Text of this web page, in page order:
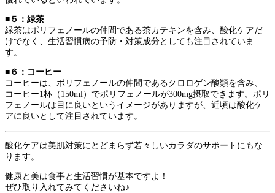
■５：緑茶
緑茶はポリフェノールの仲間である茶カテキンを含み、酸化ケアだ
けでなく、生活習慣病の予防・対策成分としても注目されていま
す。
■６：コーヒー
コーヒーは、ポリフェノールの仲間であるクロロゲン酸類を含み、
コーヒー1杯（150ml）でポリフェノールが300mg摂取できます。ポリ
フェノールは目に良いというイメージがありますが、近頃は酸化ケ
アに良いとして注目されています。
酸化ケアは美肌対策にとどまらず若々しいカラダのサポートにもな
ります。
健康と美は食事と生活習慣が基本ですよ！
ぜひ取り入れてみてくださいね♪